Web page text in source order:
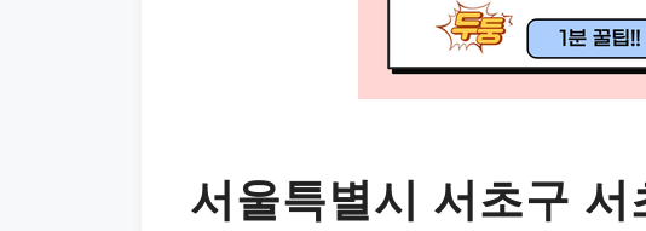
서울특별시 서초구